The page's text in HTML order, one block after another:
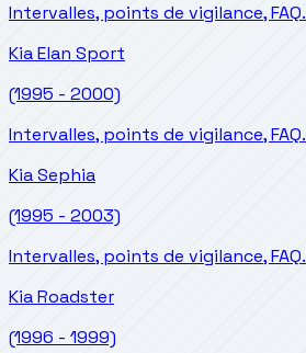
Intervalles, points de vigilance, FAQ.
KiaElan Sport
(1995 - 2000)
Intervalles, points de vigilance, FAQ.
KiaSephia
(1995 - 2003)
Intervalles, points de vigilance, FAQ.
KiaRoadster
(1996 - 1999)